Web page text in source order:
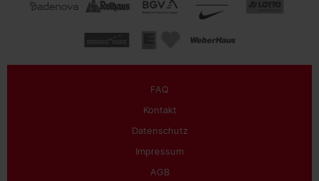
FAQ
Kontakt
Datenschutz
Impressum
AGB